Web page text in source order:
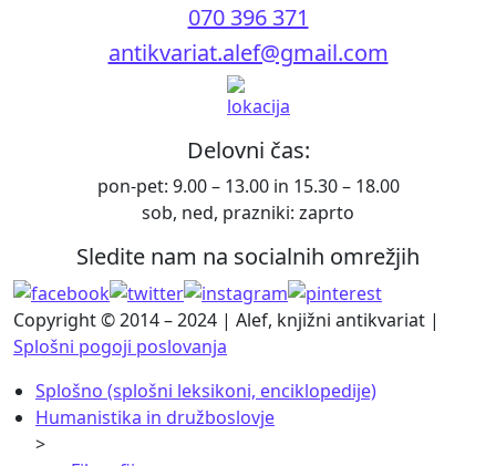
070 396 371
antikvariat.alef@gmail.com
Delovni čas:
pon-pet: 9.00 – 13.00 in 15.30 – 18.00
sob, ned, prazniki: zaprto
Sledite nam na socialnih omrežjih
Copyright © 2014 – 2024 | Alef, knjižni antikvariat |
Splošni pogoji poslovanja
Splošno (splošni leksikoni, enciklopedije)
Humanistika in družboslovje
>